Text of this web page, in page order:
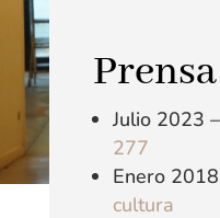
Prensa
Julio 2023 –
277
Enero
cultura